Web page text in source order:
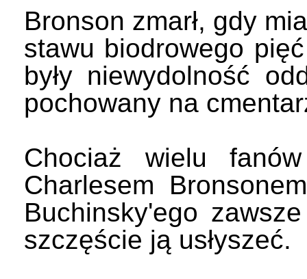
Bronson zmarł, gdy
stawu biodrowego
były niewydolność
pochowany na
Chociaż wielu
Charlesem
Buchinsky'ego
szczęście ją usłyszeć.